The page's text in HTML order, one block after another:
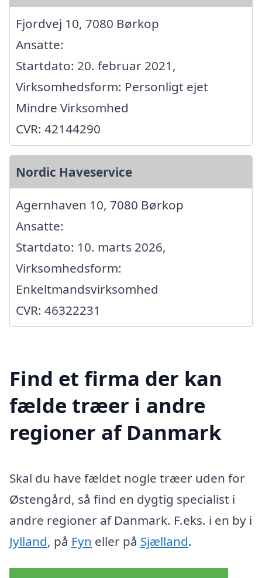
Fjordvej 10, 7080 Børkop
Ansatte:
Startdato: 20. februar 2021,
Virksomhedsform: Personligt ejet
Mindre Virksomhed
CVR: 42144290
Nordic Haveservice
Agernhaven 10, 7080 Børkop
Ansatte:
Startdato: 10. marts 2026,
Virksomhedsform:
Enkeltmandsvirksomhed
CVR: 46322231
Find et firma der kan
fælde træer i andre
regioner af Danmark
Skal du have fældet nogle træer uden for
Østengård, så find en dygtig specialist i
andre regioner af Danmark. F.eks. i en by i
Jylland, på Fyn eller på Sjælland.